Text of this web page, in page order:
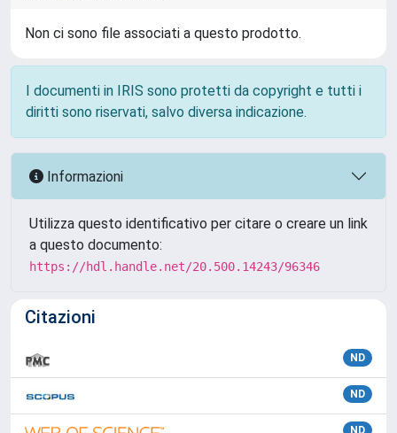
Non ci sono file associati a questo prodotto.
I documenti in IRIS sono protetti da copyright e tutti i
diritti sono riservati, salvo diversa indicazione.
Informazioni
Utilizza questo identificativo per citare o creare un link
a questo documento:
https://hdl.handle.net/20.500.14243/96346
Citazioni
ND
ND
ND